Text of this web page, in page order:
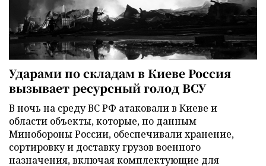
Ударами по складам в Киеве Россия
вызывает ресурсный голод ВСУ
В ночь на среду ВС РФ атаковали в Киеве и
области объекты, которые, по данным
Минобороны России, обеспечивали хранение,
сортировку и доставку грузов военного
назначения, включая комплектующие для